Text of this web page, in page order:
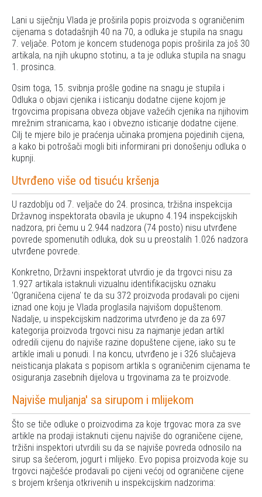
Lani u siječnju Vlada je proširila popis proizvoda s ograničenim
cijenama s dotadašnjih 40 na 70, a odluka je stupila na snagu
7. veljače. Potom je koncem studenoga popis proširila za još 30
artikala, na njih ukupno stotinu, a ta je odluka stupila na snagu
1. prosinca.
Osim toga, 15. svibnja prošle godine na snagu je stupila i
Odluka o objavi cjenika i isticanju dodatne cijene kojom je
trgovcima propisana obveza objave važećih cjenika na njihovim
mrežnim stranicama, kao i obvezno isticanje dodatne cijene.
Cilj te mjere bilo je praćenja učinaka promjena pojedinih cijena,
a kako bi potrošači mogli biti informirani pri donošenju odluka o
kupnji.
Utvrđeno više od tisuću kršenja
U razdoblju od 7. veljače do 24. prosinca, tržišna inspekcija
Državnog inspektorata obavila je ukupno 4.194 inspekcijskih
nadzora, pri čemu u 2.944 nadzora (74 posto) nisu utvrđene
povrede spomenutih odluka, dok su u preostalih 1.026 nadzora
utvrđene povrede.
Konkretno, Državni inspektorat utvrdio je da trgovci nisu za
1.927 artikala istaknuli vizualnu identifikacijsku oznaku
'Ograničena cijena' te da su 372 proizvoda prodavali po cijeni
iznad one koju je Vlada proglasila najvišom dopuštenom.
Nadalje, u inspekcijskim nadzorima utvrđeno je da za 697
kategorija proizvoda trgovci nisu za najmanje jedan artikl
odredili cijenu do najviše razine dopuštene cijene, iako su te
artikle imali u ponudi. I na koncu, utvrđeno je i 326 slučajeva
neisticanja plakata s popisom artikla s ograničenim cijenama te
osiguranja zasebnih dijelova u trgovinama za te proizvode.
Najviše muljanja' sa sirupom i mlijekom
Što se tiče odluke o proizvodima za koje trgovac mora za sve
artikle na prodaji istaknuti cijenu najviše do ograničene cijene,
tržišni inspektori utvrdili su da se najviše povreda odnosilo na
sirup sa šećerom, jogurt i mlijeko. Evo popisa proizvoda koje su
trgovci najčešće prodavali po cijeni većoj od ograničene cijene
s brojem kršenja otkrivenih u inspekcijskim nadzorima: